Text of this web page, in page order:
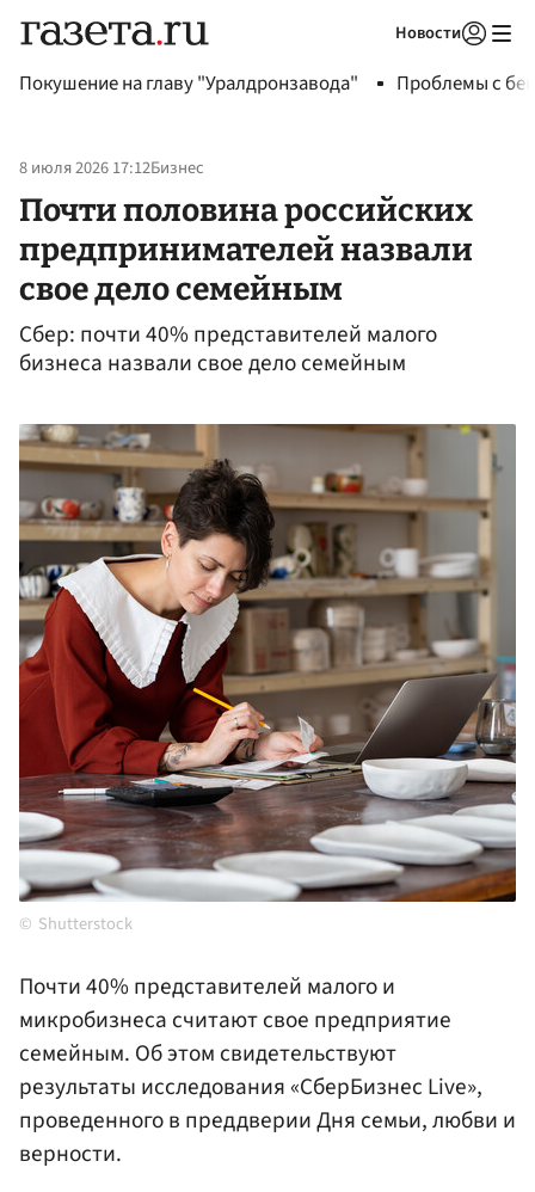
Новости
Покушение на главу "Уралдронзавода" Проблемы с
8 июля 2026 17:12Бизнес
Почти половина российских
предпринимателей назвали
свое дело семейным
Сбер: почти 40% представителей малого
бизнеса назвали свое дело семейным
Shutterstock
Почти 40% представителей малого и
микробизнеса считают свое предприятие
семейным. Об этом свидетельствуют
результаты исследования «СберБизнес Live»,
проведенного в преддверии Дня семьи, любви и
верности.